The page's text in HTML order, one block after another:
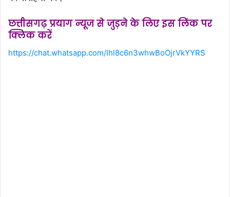
छत्तीसगढ़ प्रयाग न्यूज से जुड़ने के लिए इस लिंक पर
क्लिक करें
https://chat.whatsapp.com/Ihl8c6n3whwBoOjrVkYYRS